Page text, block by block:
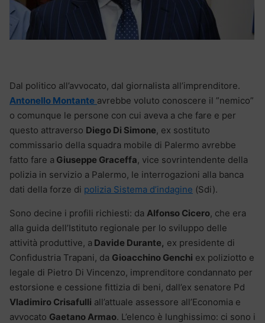
Dal politico all’avvocato, dal giornalista all’imprenditore.
Antonello Montante avrebbe voluto conoscere il ”nemico”
o comunque le persone con cui aveva a che fare e per
questo attraverso Diego Di Simone, ex sostituto
commissario della squadra mobile di Palermo avrebbe
fatto fare a Giuseppe Graceffa, vice sovrintendente della
polizia in servizio a Palermo, le interrogazioni alla banca
dati della forze di polizia Sistema d’indagine (Sdi).
Sono decine i profili richiesti: da Alfonso Cicero, che era
alla guida dell’Istituto regionale per lo sviluppo delle
attività produttive, a Davide Durante, ex presidente di
Confidustria Trapani, da Gioacchino Genchi ex poliziotto e
legale di Pietro Di Vincenzo, imprenditore condannato per
estorsione e cessione fittizia di beni, dall’ex senatore Pd
Vladimiro Crisafulli all’attuale assessore all’Economia e
avvocato Gaetano Armao. L’elenco è lunghissimo: ci sono i